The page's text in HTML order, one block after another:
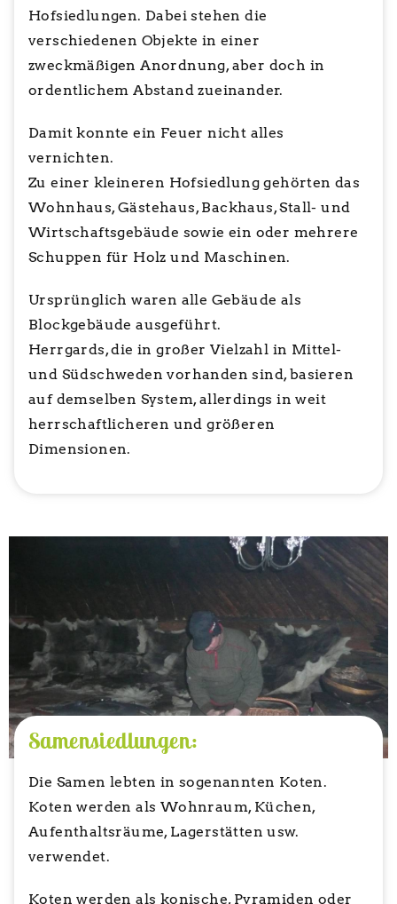
Hofsiedlungen. Dabei stehen die
verschiedenen Objekte in einer
zweckmäßigen Anordnung, aber doch in
ordentlichem Abstand zueinander.
Damit konnte ein Feuer nicht alles
vernichten.
Zu einer kleineren Hofsiedlung gehörten das
Wohnhaus, Gästehaus, Backhaus, Stall- und
Wirtschaftsgebäude sowie ein oder mehrere
Schuppen für Holz und Maschinen.
Ursprünglich waren alle Gebäude als
Blockgebäude ausgeführt.
Herrgards, die in großer Vielzahl in Mittel-
und Südschweden vorhanden sind, basieren
auf demselben System, allerdings in weit
herrschaftlicheren und größeren
Dimensionen.
Samensiedlungen:
Die Samen lebten in sogenannten Koten.
Koten werden als Wohnraum, Küchen,
Aufenthaltsräume, Lagerstätten usw.
verwendet.
Koten werden als konische, Pyramiden oder